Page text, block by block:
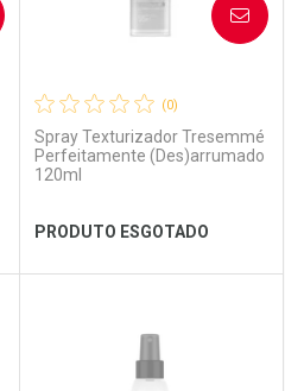
Ver Desconto Convênio
(0)
Spray Texturizador Tresemmé
Perfeitamente (Des)arrumado
120ml
PRODUTO ESGOTADO
AVISE-ME
Laboratório
Por Menos